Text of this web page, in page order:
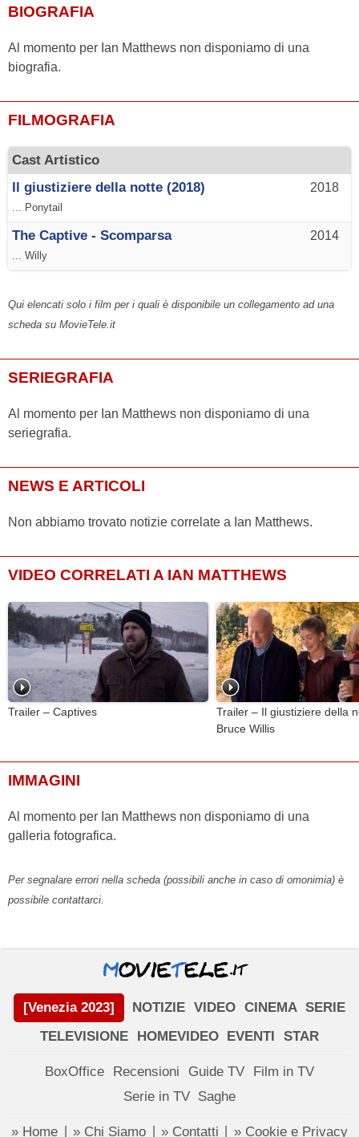
BIOGRAFIA
Al momento per Ian Matthews non disponiamo di una
biografia.
FILMOGRAFIA
Cast Artistico
2018
Il giustiziere della notte (2018)
... Ponytail
2014
The Captive - Scomparsa
... Willy
Qui elencati solo i film per i quali è disponibile un collegamento ad una
scheda su MovieTele.it
SERIEGRAFIA
Al momento per Ian Matthews non disponiamo di una
seriegrafia.
NEWS E ARTICOLI
Non abbiamo trovato notizie correlate a Ian Matthews.
VIDEO CORRELATI A IAN MATTHEWS
Trailer – Captives
Trailer – Il giustiziere della
Bruce Willis
IMMAGINI
Al momento per Ian Matthews non disponiamo di una
galleria fotografica.
Per segnalare errori nella scheda (possibili anche in caso di omonimia) è
possibile contattarci.
[Venezia 2023] NOTIZIE VIDEO CINEMA SERIE
TELEVISIONE
HOMEVIDEO EVENTI STAR
BoxOffice Recensioni Guide TV
Film in TV
Serie in TV Saghe
» Home » Chi Siamo » Contatti » Cookie e Privacy